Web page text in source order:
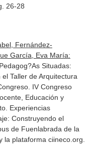
26-28
Fernández-
García, Eva María:
Situadas:
Taller de Arquitectura
IV Congreso
Educación y
Experiencias
Construyendo el
de Fuenlabrada de la
la plataforma ciineco.org.